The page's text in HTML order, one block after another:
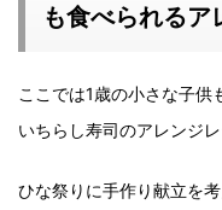
も食べられるア
ここでは1歳の小さな子供
いちらし寿司のアレンジ
ひな祭りに手作り献立を